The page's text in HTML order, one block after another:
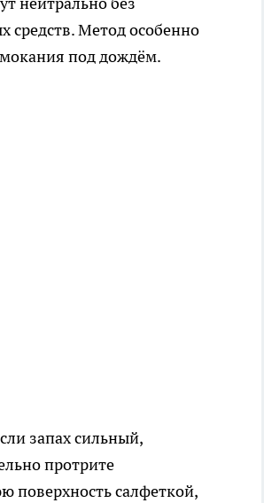
средств. Метод особенно
под дождём.
запах сильный,
протрите
поверхность салфеткой,